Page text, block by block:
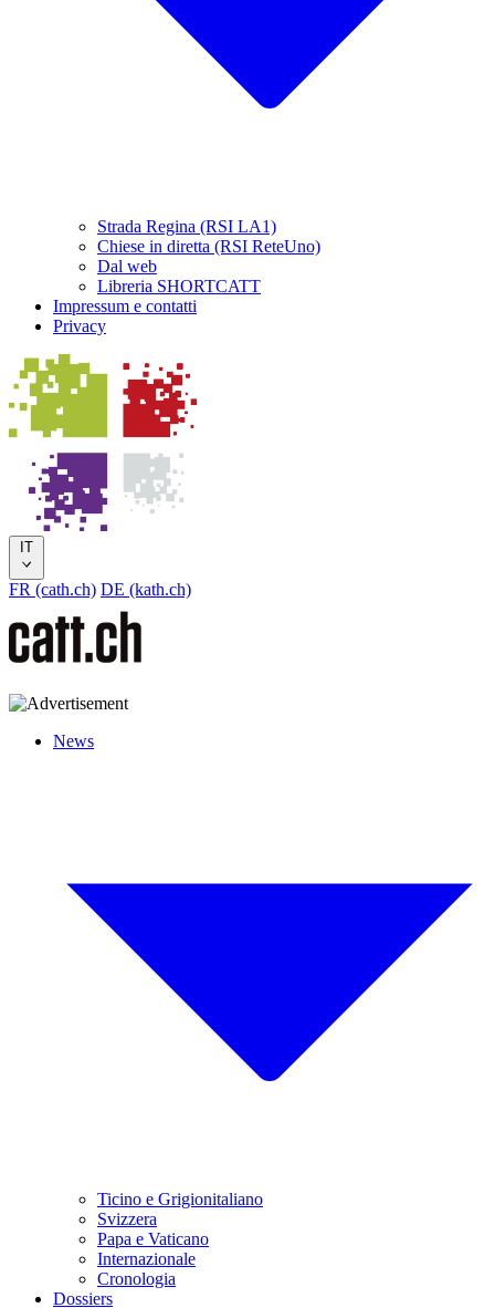
Strada Regina (RSI LA1)
Chiese in diretta (RSI ReteUno)
Dal web
Libreria SHORTCATT
Impressum e contatti
Privacy
IT
FR (cath.ch) DE (kath.ch)
News
Ticino e Grigionitaliano
Svizzera
Papa e Vaticano
Internazionale
Cronologia
Dossiers